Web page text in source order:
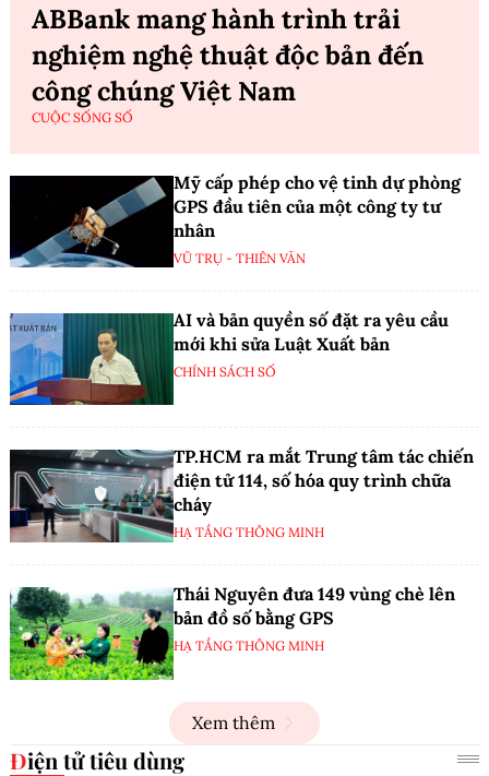
ABBank mang hành trình trải
nghiệm nghệ thuật độc bản đến
công chúng Việt Nam
CUỘC SỐNG SỐ
Mỹ cấp phép cho vệ tinh dự phòng
GPS đầu tiên của một công ty tư
nhân
VŨ TRỤ - THIÊN VĂN
AI và bản quyền số đặt ra yêu cầu
mới khi sửa Luật Xuất bản
CHÍNH SÁCH SỐ
TP.HCM ra mắt Trung tâm tác chiến
điện tử 114, số hóa quy trình chữa
cháy
HẠ TẦNG THÔNG MINH
Thái Nguyên đưa 149 vùng chè lên
bản đồ số bằng GPS
HẠ TẦNG THÔNG MINH
Xem thêm
Điện tử tiêu dùng